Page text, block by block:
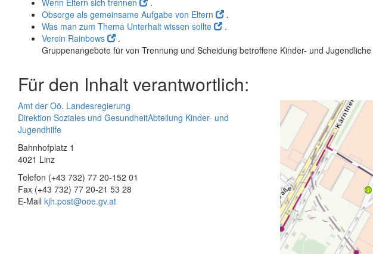
Wenn Eltern sich trennen
.
Obsorge als gemeinsame Aufgabe von Eltern
.
Was man zum Thema Unterhalt wissen sollte
.
Verein Rainbows
.
Gruppenangebote für von Trennung und Scheidung betroffene Kinder- und Jugendliche
Für den Inhalt verantwortlich:
Amt der Oö. Landesregierung
Direktion Soziales und GesundheitAbteilung Kinder- und
Jugendhilfe
Bahnhofplatz 1
4021 Linz
Telefon (+43 732) 77 20-152 01
Fax (+43 732) 77 20-21 53 28
E-Mail kjh.post@ooe.gv.at